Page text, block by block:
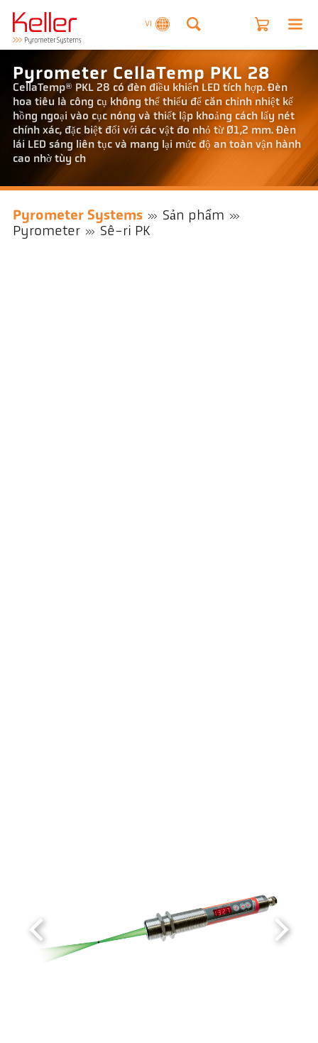
VI
Pyrometer CellaTemp PKL 28
CellaTemp® PKL 28 có đèn điều khiển LED tích hợp. Đèn
hoa tiêu là công cụ không thể thiếu để căn chỉnh nhiệt kế
hồng ngoại vào cục nóng và thiết lập khoảng cách lấy nét
chính xác, đặc biệt đối với các vật đo nhỏ từ Ø1,2 mm. Đèn
lái LED sáng liên tục và mang lại mức độ an toàn vận hành
cao nhờ tùy ch
Pyrometer Systems
Sản phẩm
Pyrometer
Sê-ri PK